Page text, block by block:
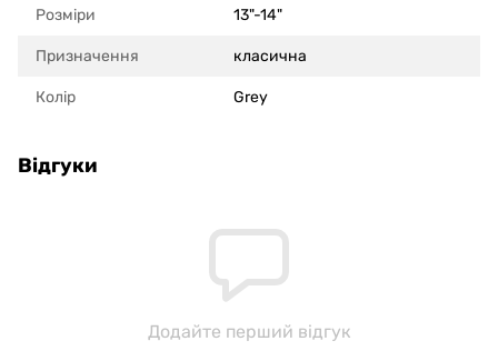
Розміри 13"-14"
Призначення класична
Колір Grey
Відгуки
Додайте перший відгук